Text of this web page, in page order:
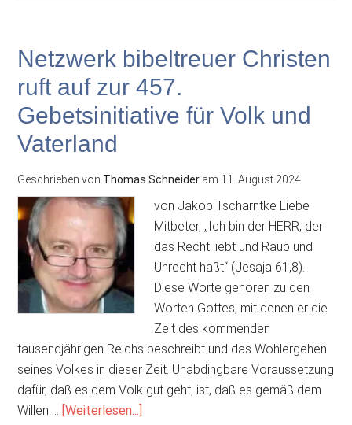
Hahne?
Netzwerk bibeltreuer Christen
ruft auf zur 457.
Gebetsinitiative für Volk und
Vaterland
Geschrieben von Thomas Schneider am 11. August 2024
von Jakob Tscharntke Liebe
Mitbeter, „Ich bin der HERR, der
das Recht liebt und Raub und
Unrecht haßt“ (Jesaja 61,8).
Diese Worte gehören zu den
Worten Gottes, mit denen er die
Zeit des kommenden
tausendjährigen Reichs beschreibt und das Wohlergehen
seines Volkes in dieser Zeit. Unabdingbare Voraussetzung
dafür, daß es dem Volk gut geht, ist, daß es gemäß dem
Willen … [Weiterlesen...]